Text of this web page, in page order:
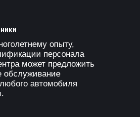
опыту,
персонала
может предложить
обслуживание
автомобиля